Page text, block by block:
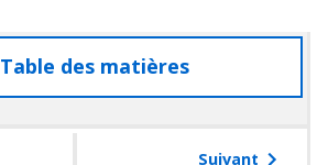
Table des matières
à
table
Suivant